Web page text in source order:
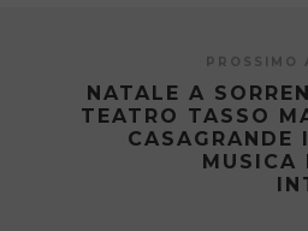
PROSSIMO
NATALE A
TEATRO TASSO
CASAGRANDE
MUSICA